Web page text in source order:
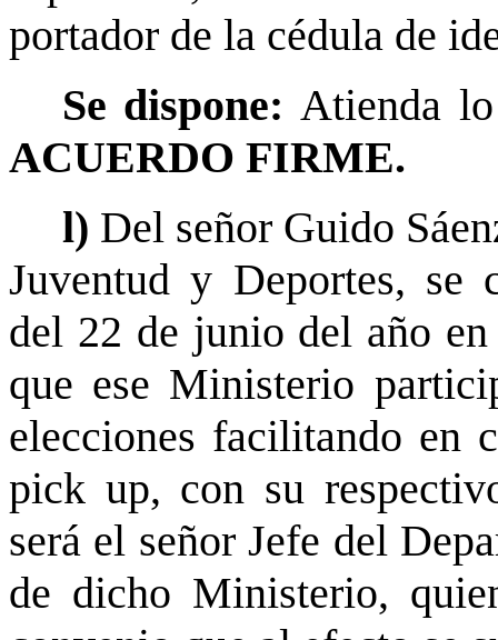
portador de la cédula de
Se dispone:Atienda
ACUERDO FIRME.
l) Del señor Guido
Juventud y Deportes, se
del 22 de junio del año
que ese Ministerio
elecciones facilitando en
pick up, con su
será el señor Jefe del
de dicho Ministerio,